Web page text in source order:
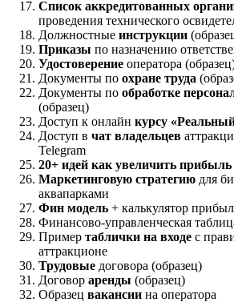
Список аккредитованных
проведения технического
Должностные инструкции
Приказы по назначению
Удостоверение оператора
Документы по охране труда
Документы по обработке
(образец)
Доступ к онлайн курсу
Доступ в чат владельцев
Telegram
20+ идей как увеличить прибыль
Маркетинговую стратегию для
аквапарками
Фин модель + калькулятор
Финансово-управленческая
Пример таблички на входе с
аттракционе
Трудовые договора (образец)
Договор аренды (образец)
Образец вакансии на оператора